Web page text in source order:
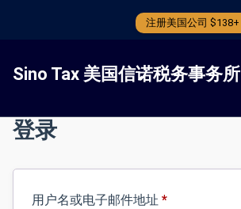
注册美国公司 $138+
Sino Tax 美国信诺税务事务所
登录
用户名或电子邮件地址 *必